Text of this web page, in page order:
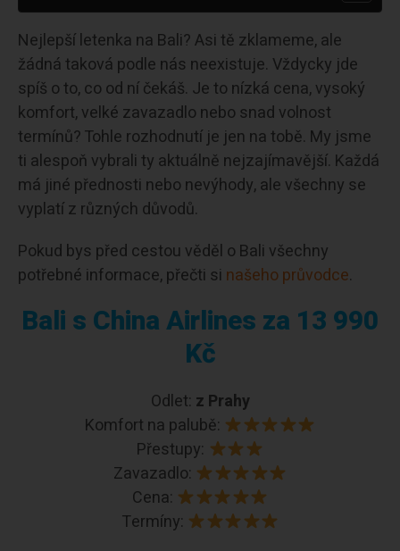
Nejlepší letenka na Bali? Asi tě zklameme, ale
žádná taková podle nás neexistuje. Vždycky jde
spíš o to, co od ní čekáš. Je to nízká cena, vysoký
komfort, velké zavazadlo nebo snad volnost
termínů? Tohle rozhodnutí je jen na tobě. My jsme
ti alespoň vybrali ty aktuálně nejzajímavější. Každá
má jiné přednosti nebo nevýhody, ale všechny se
vyplatí z různých důvodů.
Pokud bys před cestou věděl o Bali všechny
potřebné informace, přečti si našeho průvodce.
Bali s China Airlines za 13 990
Kč
Odlet: z Prahy
Komfort na palubě:
Přestupy:
Zavazadlo:
Cena:
Termíny: